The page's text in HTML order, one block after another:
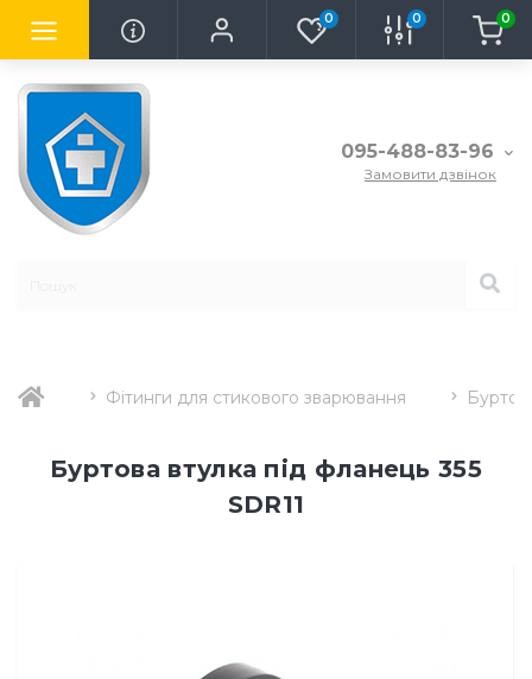
0 0 0
095-488-83-96
Замовити дзвінок
Фітинги для стикового зварювання
Буртова втулка під фланець 355
SDR11